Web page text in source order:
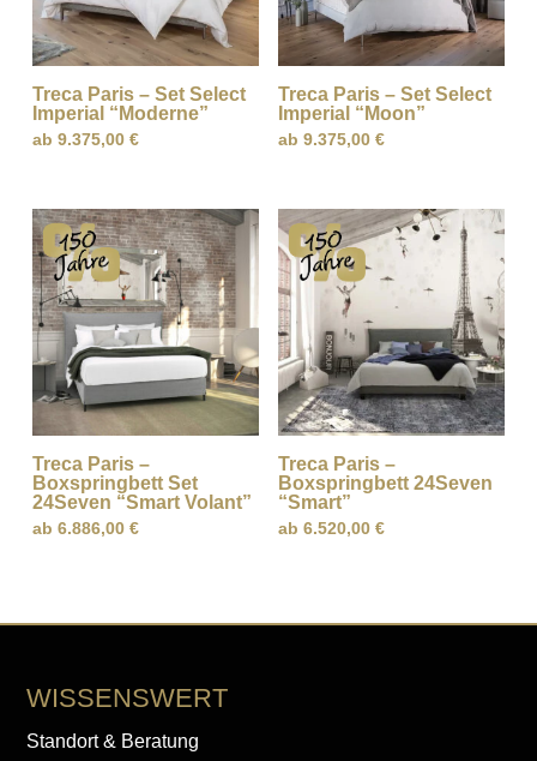
Treca Paris – Set Select
Imperial “Moderne”
ab9.375,00€
Treca Paris – Set Select
Imperial “Moon”
ab 9.375,00 €
Treca Paris –
Boxspringbett Set
24Seven “Smart Volant”
ab6.886,00€
Treca Paris –
Boxspringbett 24Seven
“Smart”
ab 6.520,00 €
WISSENSWERT
Standort & Beratung